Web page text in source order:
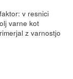
v resnici
varne kot
z varnostjo